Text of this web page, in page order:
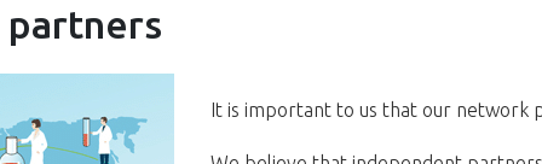
It is important to us that our network